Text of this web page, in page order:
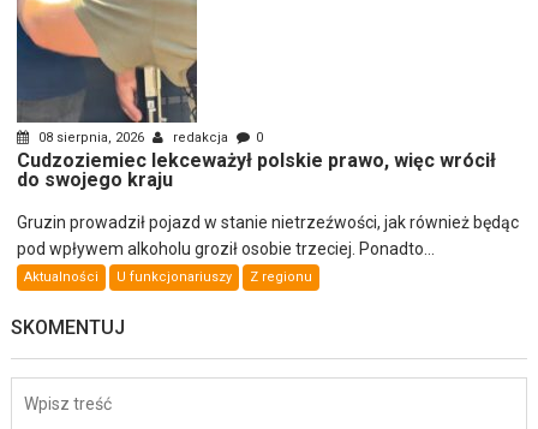
08 sierpnia, 2026 redakcja 0
Cudzoziemiec lekceważył polskie prawo, więc wrócił
do swojego kraju
Gruzin prowadził pojazd w stanie nietrzeźwości, jak również będąc
pod wpływem alkoholu groził osobie trzeciej. Ponadto...
Aktualności U funkcjonariuszy Z regionu
SKOMENTUJ